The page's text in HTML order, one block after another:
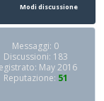
Modi discussione
Messaggi: 0
Discussioni: 183
May 2016
Reputazione: 51